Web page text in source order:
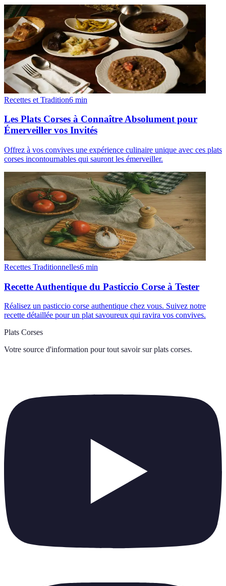
Recettes et Tradition6 min
Les Plats Corses à Connaître Absolument pour
Émerveiller vos Invités
Offrez à vos convives une expérience culinaire unique avec ces plats
corses incontournables qui sauront les émerveiller.
Recettes Traditionnelles6 min
Recette Authentique du Pasticcio Corse à Tester
Réalisez un pasticcio corse authentique chez vous. Suivez notre
recette détaillée pour un plat savoureux qui ravira vos convives.
Plats Corses
Votre source d'information pour tout savoir sur plats corses.